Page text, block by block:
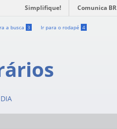
Simplifique! Comunica BR
a busca 3 Ir para o rodapé 4